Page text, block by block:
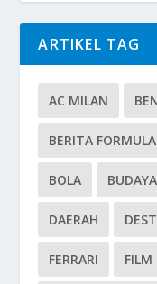
ARTIKEL TAG
AC MILAN
BERITA
BOLA BUDAYA
DAERAH
FERRARI FILM